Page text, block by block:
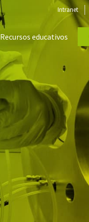
Intranet
Recursos educativos